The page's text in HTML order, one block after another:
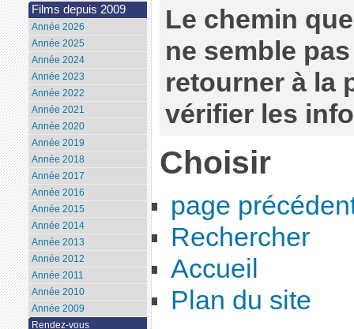
Le chemin
ne semble
retourner à la
vérifier les
Choisir
page
Rechercher
Accueil
Plan du site
Films depuis 2009
Année 2026
Année 2025
Année 2024
Année 2023
Année 2022
Année 2021
Année 2020
Année 2019
Année 2018
Année 2017
Année 2016
Année 2015
Année 2014
Année 2013
Année 2012
Année 2011
Année 2010
Année 2009
Rendez-vous